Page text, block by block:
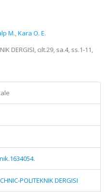
M.,Kara O. E.
DERGISI, cilt.29, sa.4, ss.1-11,
POLITEKNIK DERGISI